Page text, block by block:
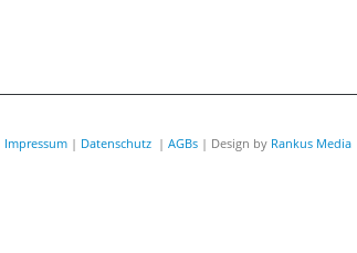
Impressum | Datenschutz | AGBs | Design by Rankus Media